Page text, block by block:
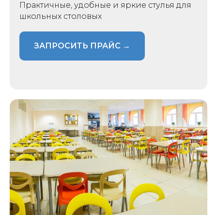
Практичные, удобные и яркие стулья для
школьных столовых
ЗАПРОСИТЬ ПРАЙС →